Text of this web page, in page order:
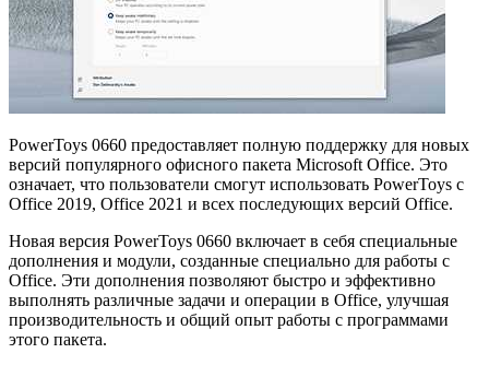
PowerToys 0660 предоставляет полную поддержку для новых
версий популярного офисного пакета Microsoft Office. Это
означает, что пользователи смогут использовать PowerToys с
Office 2019, Office 2021 и всех последующих версий Office.
Новая версия PowerToys 0660 включает в себя специальные
дополнения и модули, созданные специально для работы с
Office. Эти дополнения позволяют быстро и эффективно
выполнять различные задачи и операции в Office, улучшая
производительность и общий опыт работы с программами
этого пакета.